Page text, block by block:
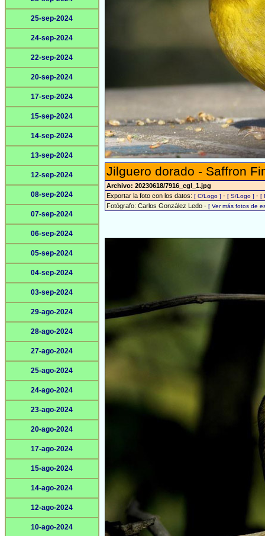
25-sep-2024
24-sep-2024
22-sep-2024
20-sep-2024
17-sep-2024
15-sep-2024
14-sep-2024
13-sep-2024
12-sep-2024
08-sep-2024
07-sep-2024
06-sep-2024
05-sep-2024
04-sep-2024
03-sep-2024
29-ago-2024
28-ago-2024
27-ago-2024
25-ago-2024
24-ago-2024
23-ago-2024
20-ago-2024
17-ago-2024
15-ago-2024
14-ago-2024
12-ago-2024
10-ago-2024
Jilguero dorado - Saffron
Archivo: 20230618/7916_cgl_1.jpg
Exportar la foto con los datos: [ C/Logo ] - [ S/Logo ] - [
Fotógrafo: Carlos González Ledo - [ Ver más fotos de